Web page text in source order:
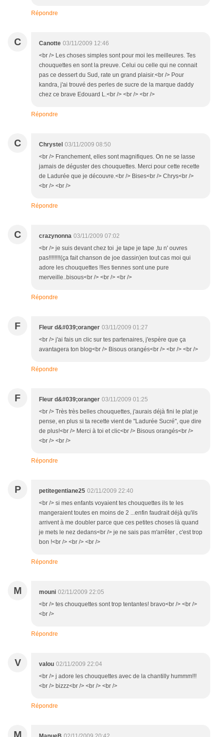
Répondre
C Canotte 03/11/2009 12:46
<br /> Les choses simples sont pour moi les meilleures. Tes
chouquettes en sont la preuve. Celui ou celle qui ne connait
pas ce dessert du Sud, rate un grand plaisir.<br /> Pour
kandra, j'ai trouvé des perles de sucre de la marque daddy
chez ce brave Edouard L.<br /> <br /> <br />
Répondre
C Chrystel 03/11/2009 08:50
<br /> Franchement, elles sont magnifiques. On ne se lasse
jamais de déguster des chouquettes. Merci pour cette recette
de Ladurée que je découvre.<br /> Bises<br /> Chrys<br />
<br /> <br />
Répondre
C crazynonna 03/11/2009 07:02
<br /> je suis devant chez toi ,je tape je tape ,tu n' ouvres
pas!!!!!!!!(ça fait chanson de joe dassin)en tout cas moi qui
adore les chouquettes !!les tiennes sont une pure
merveille..bisous<br /> <br /> <br />
Répondre
F Fleur d&#039;oranger 03/11/2009 01:27
<br /> j'ai fais un clic sur tes partenaires, j'espère que ça
avantagera ton blog<br /> Bisous orangés<br /> <br /> <br />
Répondre
F Fleur d&#039;oranger 03/11/2009 01:25
<br /> Très très belles chouquettes, j'aurais déjà fini le plat je
pense, en plus si ta recette vient de "Ladurée Sucré", que dire
de plus!<br /> Merci à toi et clic<br /> Bisous orangés<br />
<br /> <br />
Répondre
P petitegentiane25 02/11/2009 22:40
<br /> si mes enfants voyaient tes chouquettes ils te les
mangeraient toutes en moins de 2 ...enfin faudrait déjà qu'ils
arrivent à me doubler parce que ces petites choses là quand
je mets le nez dedans<br /> je ne sais pas m'arrêter , c'est trop
bon !<br /> <br /> <br />
Répondre
M mouni 02/11/2009 22:05
<br /> tes chouquettes sont trop tentantes! bravo<br /> <br />
<br />
Répondre
V valou 02/11/2009 22:04
<br /> j adore les chouquettes avec de la chantilly hummm!!!
<br /> bizzz<br /> <br /> <br />
Répondre
M